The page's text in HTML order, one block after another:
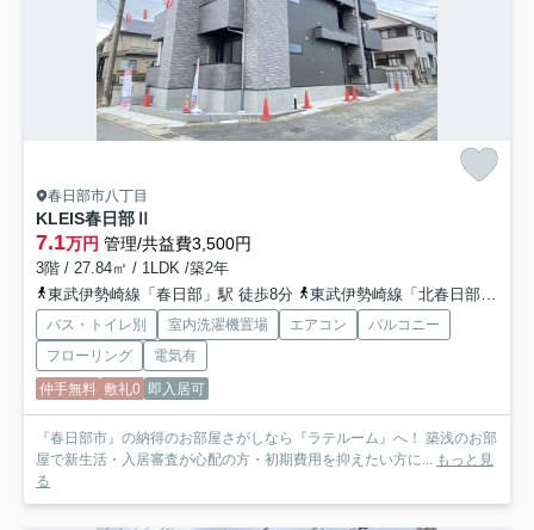
春日部市八丁目
KLEIS春日部Ⅱ
7.1万円 管理/共益費3,500円
3階 / 27.84㎡ / 1LDK /築2年
東武伊勢崎線「春日部」駅 徒歩8分
東武伊勢崎線「北春日部」駅 徒歩22分
バス・トイレ別 室内洗濯機置場 エアコン
バルコニー
フローリング
電気有
仲手無料 敷礼0 即入居可
『春日部市』の納得のお部屋さがしなら『ラテルーム』へ！ 築浅のお部
屋で新生活・入居審査が心配の方・初期費用を抑えたい方に... もっと見
る